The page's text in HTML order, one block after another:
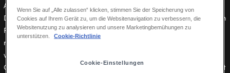
Als Liedtexter war er außerdem am Schweizer Musical Hit
Dällebach Kari sowie den Erfolgsrevuen Show Me und The One am
Friedrichstadt Palast Berlin beteiligt. Er ist ebenso einer der
renommiertesten Übersetzer für englischsprachige Musicals. Er
verfasste die deutschen Liedtexte zu Disney’s Die Eiskönigin,
Gershwin’s Crazy For You, Kinky Boots und der Stage Entertainment
Wenn Sie auf „Alle zulassen“ klicken, stimmen Sie der Speicherung von
Cookies auf Ihrem Gerät zu, um die Websitenavigation zu verbessern, die
Websitenutzung zu analysieren und unsere Marketingbemühungen zu
unterstützen.
Cookie-Richtlinie
Cookie-Einstellungen